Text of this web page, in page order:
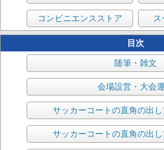
コンビニエンスストア ス
目次
随筆・雑文
会場設営・大会
サッカーコートの直角の出
サッカーコートの直角の出